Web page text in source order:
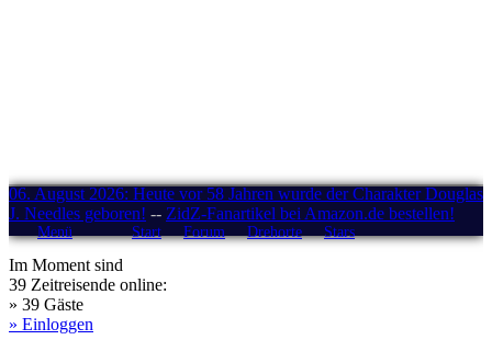
06. August 2026: Heute vor 58 Jahren wurde der Charakter Douglas
J. Needles geboren! -- ZidZ-Fanartikel bei Amazon.de bestellen!
Menü Start Forum Drehorte Stars
Im Moment sind
39 Zeitreisende online:
» 39 Gäste
» Einloggen